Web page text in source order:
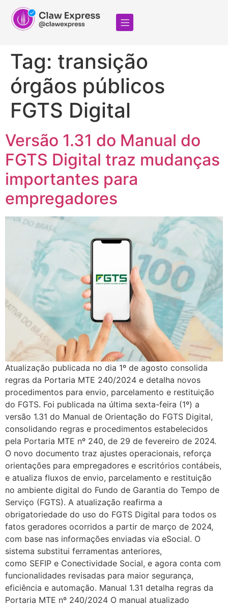
Tag: transição
órgãos públicos
FGTS Digital
Versão 1.31 do Manual do
FGTS Digital traz mudanças
importantes para
empregadores
Atualização publicada no dia 1º de agosto consolida
regras da Portaria MTE 240/2024 e detalha novos
procedimentos para envio, parcelamento e restituição
do FGTS. Foi publicada na última sexta-feira (1º) a
versão 1.31 do Manual de Orientação do FGTS Digital,
consolidando regras e procedimentos estabelecidos
pela Portaria MTE nº 240, de 29 de fevereiro de 2024.
O novo documento traz ajustes operacionais, reforça
orientações para empregadores e escritórios contábeis,
e atualiza fluxos de envio, parcelamento e restituição
no ambiente digital do Fundo de Garantia do Tempo de
Serviço (FGTS). A atualização reafirma a
obrigatoriedade do uso do FGTS Digital para todos os
fatos geradores ocorridos a partir de março de 2024,
com base nas informações enviadas via eSocial. O
sistema substitui ferramentas anteriores,
como SEFIP e Conectividade Social, e agora conta com
funcionalidades revisadas para maior segurança,
eficiência e automação. Manual 1.31 detalha regras da
Portaria MTE nº 240/2024 O manual atualizado